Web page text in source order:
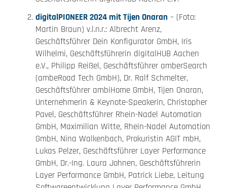
digitalPIONEER 2024 mit Tijen Onaran – (Foto:
Martin Braun) v.l.n.r.: Albrecht Arenz,
Geschäftsführer Dein Konfigurator GmbH, Iris
Wilhelmi, Geschäftsführerin digitalHUB Aachen
e.V., Philipp Reißel, Geschäftsführer amberSearch
(ambeRoad Tech GmbH), Dr. Ralf Schmelter,
Geschäftsführer ambiHome GmbH, Tijen Onaran,
Unternehmerin & Keynote-Speakerin, Christopher
Pavel, Geschäftsführer Rhein-Nadel Automation
GmbH, Maximilian Witte, Rhein-Nadel Automation
GmbH, Nina Walkenbach, Prokuristin AGIT mbH,
Lukas Pelzer, Geschäftsführer Layer Performance
GmbH, Dr.-Ing. Laura Johnen, Geschäftsführerin
Layer Performance GmbH, Patrick Liebe, Leitung